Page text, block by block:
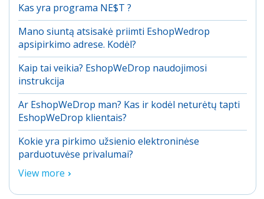
Kas yra programa NE$T ?
Mano siuntą atsisakė priimti EshopWedrop
apsipirkimo adrese. Kodėl?
Kaip tai veikia? EshopWeDrop naudojimosi
instrukcija
Ar EshopWeDrop man? Kas ir kodėl neturėtų tapti
EshopWeDrop klientais?
Kokie yra pirkimo užsienio elektroninėse
parduotuvėse privalumai?
View more